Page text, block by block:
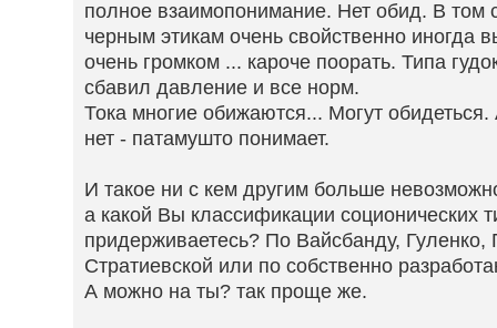
полное взаимопонимание. Нет обид. В том
черным этикам очень свойственно иногда
очень громком ... кароче поорать. Типа
сбавил давление и все норм.
Тока многие обижаются... Могут
нет - патамушто понимает.
И такое ни с кем другим больше
а какой Вы классификации соционических
придерживаетесь? По Вайсбанду, Гуленко,
Стратиевской или по собственно
А можно на ты? так проще же.